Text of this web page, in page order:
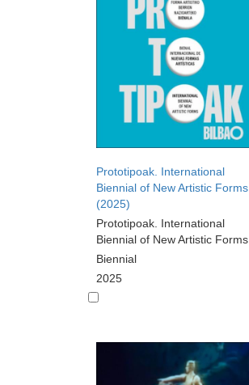
Prototipoak. International
Biennial of New Artistic Forms
(2025)
Prototipoak. International
Biennial of New Artistic Forms
Biennial
2025